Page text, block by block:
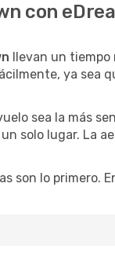
con
llevan un tiempo
ya sea
sea la más
solo lugar. La
son lo primero.